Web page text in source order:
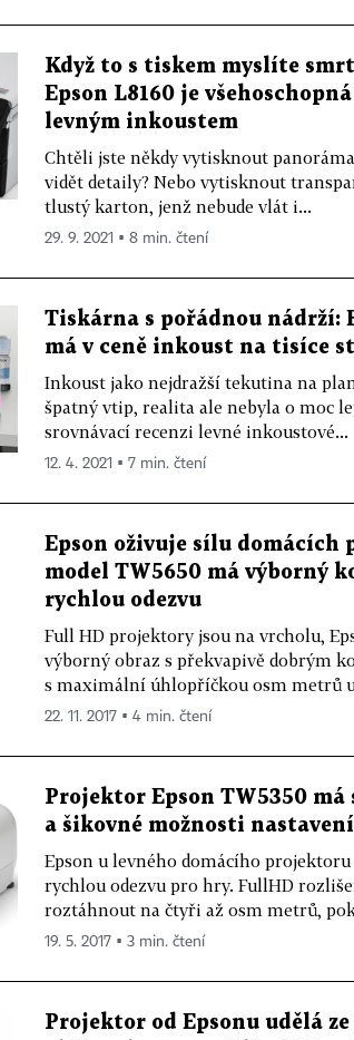
Když to s tiskem myslíte
Epson L8160 je
levným inkoustem
Chtěli jste někdy vytisknout
vidět detaily? Nebo vytisknout
tlustý karton, jenž nebude vlát i...
29. 9. 2021 ▪ 8 min. čtení
Tiskárna s pořádnou nádrží:
má v ceně inkoust na tisíce
Inkoust jako nejdražší tekutina na
špatný vtip, realita ale nebyla o moc
srovnávací recenzi levné inkoustové...
12. 4. 2021 ▪ 7 min. čtení
Epson oživuje sílu domácích
model TW5650 má výborný
rychlou odezvu
Full HD projektory jsou na vrcholu,
výborný obraz s překvapivě dobrým
s maximální úhlopříčkou osm metrů
22. 11. 2017 ▪ 4 min. čtení
Projektor Epson TW5350 má
a šikovné možnosti nastavení
Epson u levného domácího
rychlou odezvu pro hry. FullHD
roztáhnout na čtyři až osm metrů,
19. 5. 2017 ▪ 3 min. čtení
Projektor od Epsonu udělá